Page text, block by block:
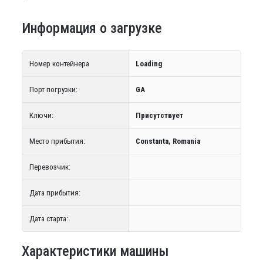
Информация о загрузке
Номер контейнера Loading
Порт погрузки: GA
Ключи: Присутствует
Место прибытия: Constanta, Romania
Перевозчик:
Дата прибытия:
Дата старта:
Характеристики машины